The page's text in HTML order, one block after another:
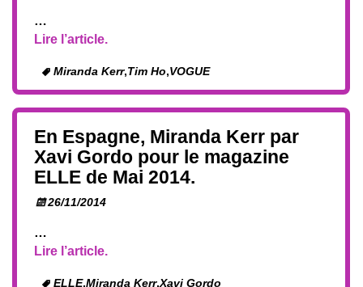
…
Lire l’article.
Miranda Kerr,Tim Ho,VOGUE
En Espagne, Miranda Kerr par
Xavi Gordo pour le magazine
ELLE de Mai 2014.
26/11/2014
…
Lire l’article.
ELLE,Miranda Kerr,Xavi Gordo